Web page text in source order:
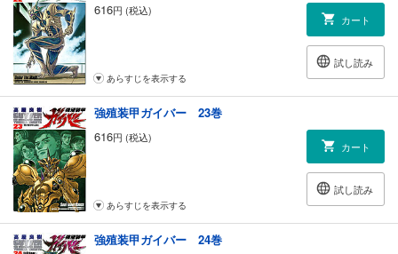
616円 (税込)
カート
試し読み
あらすじを表示する
強殖装甲ガイバー 23巻
616円 (税込)
カート
試し読み
あらすじを表示する
強殖装甲ガイバー 24巻